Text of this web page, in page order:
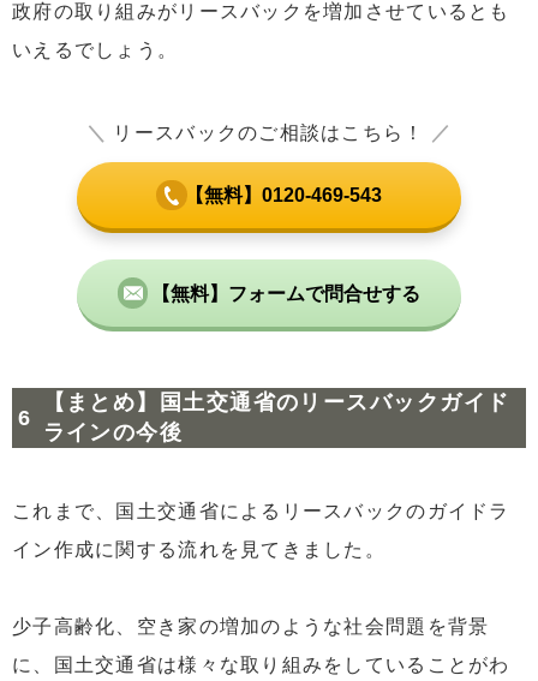
政府の取り組みがリースバックを増加させているとも
いえるでしょう。
＼ リースバックのご相談はこちら！ ／
【無料】0120-469-543
【無料】フォームで問合せする
【まとめ】国土交通省のリースバックガイド
ラインの今後
これまで、国土交通省によるリースバックのガイドラ
イン作成に関する流れを見てきました。
少子高齢化、空き家の増加のような社会問題を背景
に、国土交通省は様々な取り組みをしていることがわ